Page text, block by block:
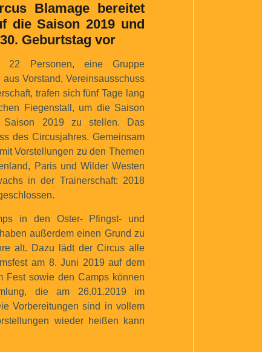
Blamage bereitet
die Saison 2019 und
Geburtstag vor
22 Personen, eine Gruppe
aus Vorstand, Vereinsausschuss
trafen sich fünf Tage lang
Fiegenstall, um die Saison
2019 zu stellen. Das
des Circusjahres. Gemeinsam
Vorstellungen zu den Themen
Paris und Wilder Westen
in der Trainerschaft: 2018
in den Oster- Pfingst- und
außerdem einen Grund zu
alt. Dazu lädt der Circus alle
am 8. Juni 2019 auf dem
Fest sowie den Camps können
die am 26.01.2019 im
Vorbereitungen sind in vollem
wieder heißen kann